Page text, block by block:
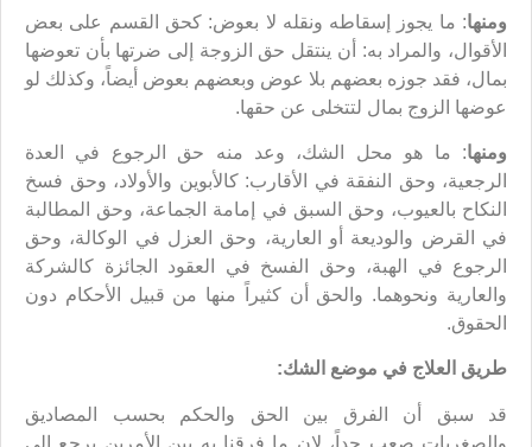
ومنها: ما يجوز إسقاطه ونقله لا بعوض: كحق القسم على بعض
الأقوال، والمراد به: أن ينتقل حق الزوجة إلى ضرتها بأن تعوضها
بمال، فقد جوزه بعضهم بلا عوض وبعضهم بعوض أيضاً، وكذلك لو
عوضها الزوج بمال لتتخلى عن حقها.
ومنها: ما هو محل الشك، وعد منه حق الرجوع في العدة
الرجعية، وحق النفقة في الأقارب: كالأبوين والأولاد، وحق فسخ
النكاح بالعيوب، وحق السبق في إمامة الجماعة، وحق المطالبة
في القرض والوديعة أو العارية، وحق العزل في الوكالة، وحق
الرجوع في الهبة، وحق الفسخ في العقود الجائزة كالشركة
والعارية ونحوهما. والحق أن كثيراً منها من قبيل الأحكام دون
الحقوق.
طريق العلاج في موضع الشك:
قد سبق أن الفرق بين الحق والحكم بحسب المصاديق
والصغريات صعب جداً، لان ما فرقنا به بين الأمرين يرجع إلى